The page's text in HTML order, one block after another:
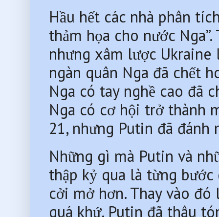
Hầu hết các nhà phân
thảm họa cho nước
nhưng xâm lược
ngàn quân Nga đã chết
Nga có tay nghề cao đã
Nga có cơ hội trở thành
21, nhưng Putin đã đánh
Những gì mà Putin và
thập kỷ qua là từng
cởi mở hơn. Thay vào
quá khứ. Putin đã thâu